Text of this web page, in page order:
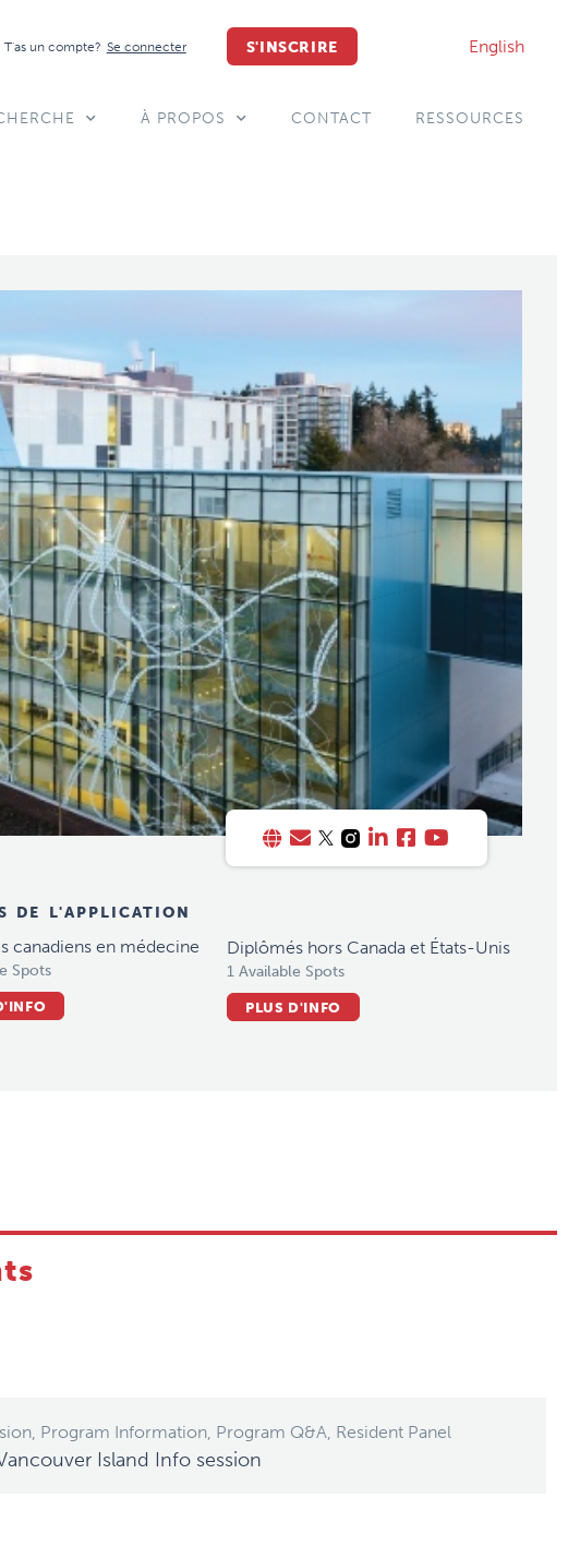
T'as un compte? Se connecter S'INSCRIRE English
À PROPOS CONTACT RESSOURCES
DE L'APPLICATION
canadiens en médecine
Spots
Diplômés hors Canada et États-Unis
1 Available Spots
PLUS D'INFO
Program Information, Program Q&A, Resident Panel
Island Info session